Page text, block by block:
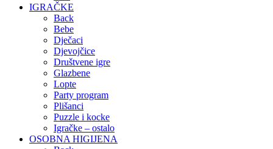
IGRAČKE
Back
Bebe
Dječaci
Djevojčice
Društvene igre
Glazbene
Lopte
Party program
Plišanci
Puzzle i kocke
Igračke – ostalo
OSOBNA HIGIJENA